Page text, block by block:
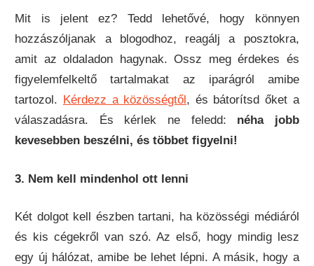
Mit is jelent ez? Tedd lehetővé, hogy könnyen
hozzászóljanak a blogodhoz, reagálj a posztokra,
amit az oldaladon hagynak. Ossz meg érdekes és
figyelemfelkeltő tartalmakat az iparágról amibe
tartozol.
Kérdezz a közösségtől , és bátorítsd őket a
válaszadásra. És kérlek ne feledd: néha jobb
kevesebben beszélni, és többet figyelni!
3. Nem kell mindenhol ott lenni
Két dolgot kell észben tartani, ha közösségi médiáról
és kis cégekről van szó. Az első, hogy mindig lesz
egy új hálózat, amibe be lehet lépni. A másik, hogy a